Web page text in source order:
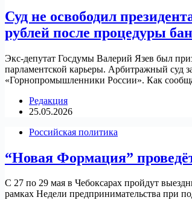
Суд не освободил
рублей после процедуры
Экс-депутат Госдумы Валерий Язев был
парламентской карьеры. Арбитражный суд
«Горнопромышленники России». Как
Редакция
25.05.2026
Российская политика
“Новая Формация”
С 27 по 29 мая в Чебоксарах пройдут
рамках Недели предпринимательства при